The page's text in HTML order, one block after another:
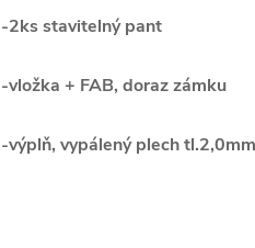
-2ks stavitelný pant
-vložka + FAB, doraz zámku
-výplň, vypálený plech tl.2,0mm